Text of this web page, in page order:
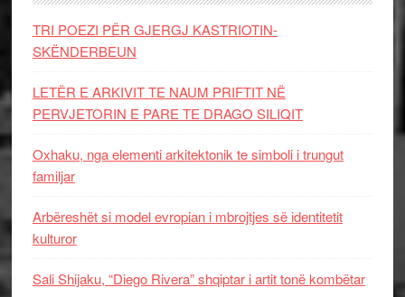
TRI POEZI PËR GJERGJ KASTRIOTIN-
SKËNDERBEUN
LETËR E ARKIVIT TE NAUM PRIFTIT NË
PERVJETORIN E PARE TE DRAGO SILIQIT
Oxhaku, nga elementi arkitektonik te simboli i trungut
familjar
Arbëreshët si model evropian i mbrojtjes së identitetit
kulturor
Sali Shijaku, “Diego Rivera” shqiptar i artit tonë kombëtar